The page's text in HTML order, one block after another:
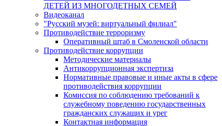
ДЕТЕЙ ИЗ МНОГОДЕТНЫХ СЕМЕЙ
Видеоканал
"Русский музей: виртуальный филиал"
Противодействие терроризму
Оперативный штаб в Смоленской области
Противодействие коррупции
Методические материалы
Антикоррупционная экспертиза
Нормативные правовые и иные акты в сфере
противодействия коррупции
Комиссия по соблюдению требований к
служебному поведению государственных
гражданских служащих и урег
Контактная информация